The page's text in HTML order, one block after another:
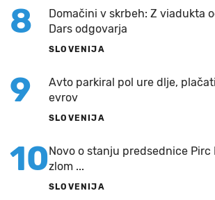
8
Domačini v skrbeh: Z viadukta
Dars odgovarja
SLOVENIJA
9
Avto parkiral pol ure dlje,
evrov
SLOVENIJA
10Novo o stanju predsednice Pirc
zlom ...
SLOVENIJA